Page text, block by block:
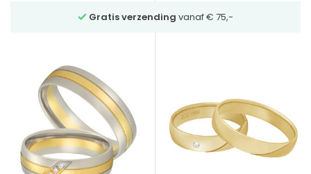
Vraagvrijblijvend adviesvia Whatsapp 023-